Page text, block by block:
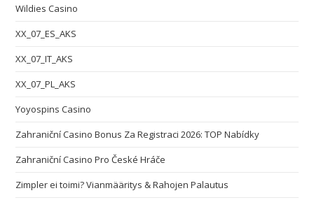
Wildies Casino
XX_07_ES_AKS
XX_07_IT_AKS
XX_07_PL_AKS
Yoyospins Casino
Zahraniční Casino Bonus Za Registraci 2026: TOP Nabídky
Zahraniční Casino Pro České Hráče
Zimpler ei toimi? Vianmääritys & Rahojen Palautus